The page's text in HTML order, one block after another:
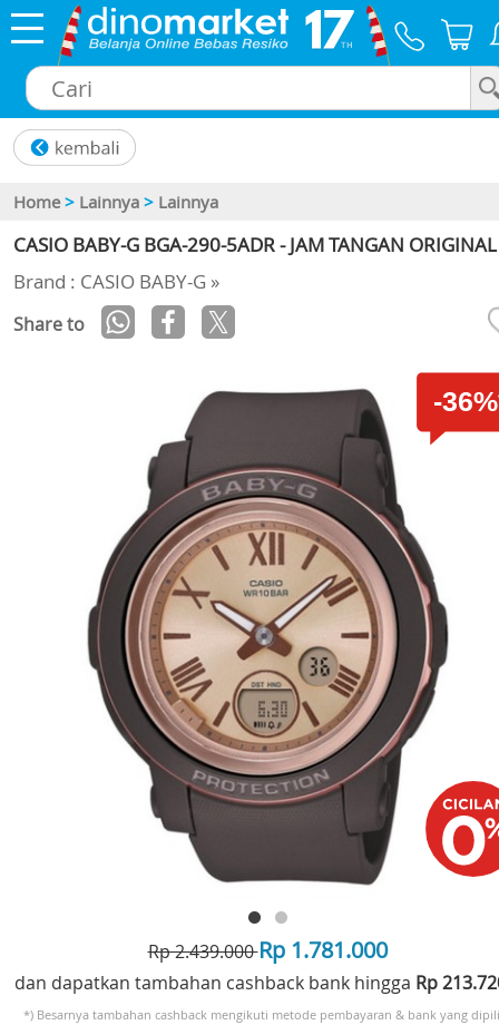
Home > Lainnya > Lainnya
CASIO BABY-G BGA-290-5ADR - JAM TANGAN ORIGINAL
Brand : CASIO BABY-G »
Share to
-
Rp 2.439.000Rp 1.781.000
dan dapatkan tambahan cashback bank hingga Rp
*) Besarnya tambahan cashback mengikuti metode pembayaran & bank yang